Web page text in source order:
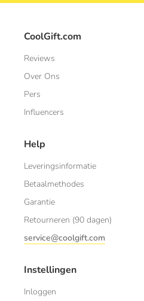
CoolGift.com
Reviews
Over Ons
Pers
Influencers
Help
Leveringsinformatie
Betaalmethodes
Garantie
Retourneren (90 dagen)
service@coolgift.com
Instellingen
Inloggen